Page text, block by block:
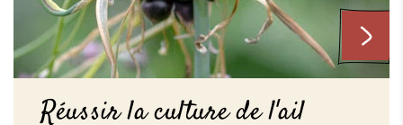
Réussir la culture de l'ail